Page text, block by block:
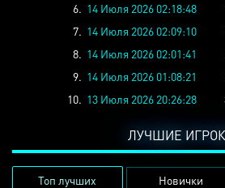
6. 14 Июля 2026 02:18:48
7. 14 Июля 2026 02:09:10
8. 14 Июля 2026 02:01:41
9. 14 Июля 2026 01:08:21
10. 13 Июля 2026 20:26:28
ЛУЧШИЕ
Топ лучших Новички